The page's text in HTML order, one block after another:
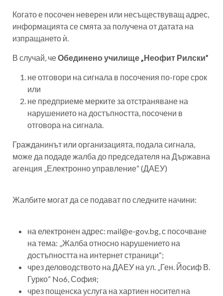
Когато е посочен неверен или несъществуващ адрес,
информацията се смята за получена от датата на
изпращането ѝ.
В случай, чеОбединено училище „Неофит Рилски”
не отговори на сигнала в посочения по-горе срок
или
не предприеме мерките за отстраняване на
нарушението на достъпността, посочени в
отговора на сигнала.
Гражданинът или организацията, подала сигнала,
може да подаде жалба до председателя на Държавна
агенция „Електронно управление“ (ДАЕУ)
Жалбите могат да се подават по следните начини:
на електронен адрес: mail@e-gov.bg, с посочване
на тема: „Жалба относно нарушението на
достъпността на интернет страници“;
чрез деловодството на ДАЕУ на ул. „Ген. Йосиф В.
Гурко“ No6, София;
чрез пощенска услуга на хартиен носител на